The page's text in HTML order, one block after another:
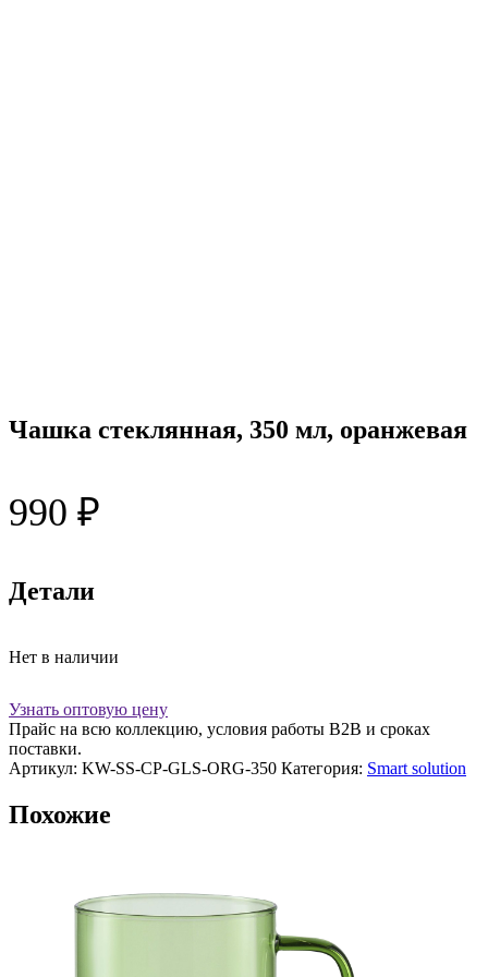
Чашка стеклянная, 350 мл, оранжевая
990 ₽
Детали
Нет в наличии
Узнать оптовую цену
Прайс на всю коллекцию, условия работы В2В и сроках
поставки.
Артикул: KW-SS-CP-GLS-ORG-350 Категория: Smart solution
Похожие